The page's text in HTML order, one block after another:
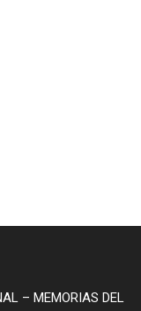
– MEMORIAS DEL